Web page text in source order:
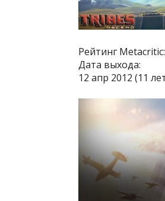
Рейтинг Metacritic:
Дата выхода:
12 апр 2012 (11